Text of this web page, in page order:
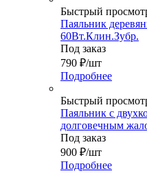
Быстрый
Паяльник
60Вт.Клин.Зубр.
Под заказ
790 ₽/шт
Подробнее
Быстрый
Паяльник с
долговечным
Под заказ
900 ₽/шт
Подробнее